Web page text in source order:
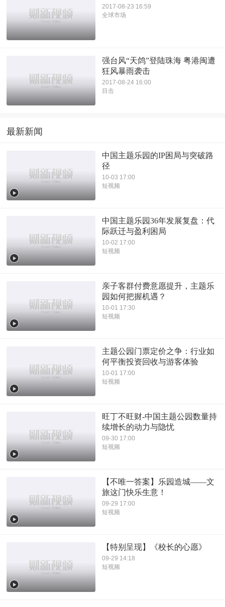
2017-08-23 16:59
全球市场
强台风“天鸽”登陆珠海 粤港闽遭
狂风暴雨袭击
2017-08-24 16:00
目击
最新新闻
中国主题乐园的IP困局与突破路
径
10-03 17:00
短视频
中国主题乐园36年发展复盘：代
际跃迁与盈利困局
10-02 17:00
短视频
亲子客群付费意愿提升，主题乐
园如何把握机遇？
10-01 17:30
短视频
主题公园门票定价之争：行业如
何平衡投资回收与游客体验
10-01 17:00
短视频
旺丁不旺财-中国主题公园数量持
续增长的动力与隐忧
09-30 17:00
短视频
【不唯一答案】乐园造城——文
旅这门快乐生意！
09-29 17:00
短视频
【特别呈现】《校长的心愿》
09-29 14:18
短视频